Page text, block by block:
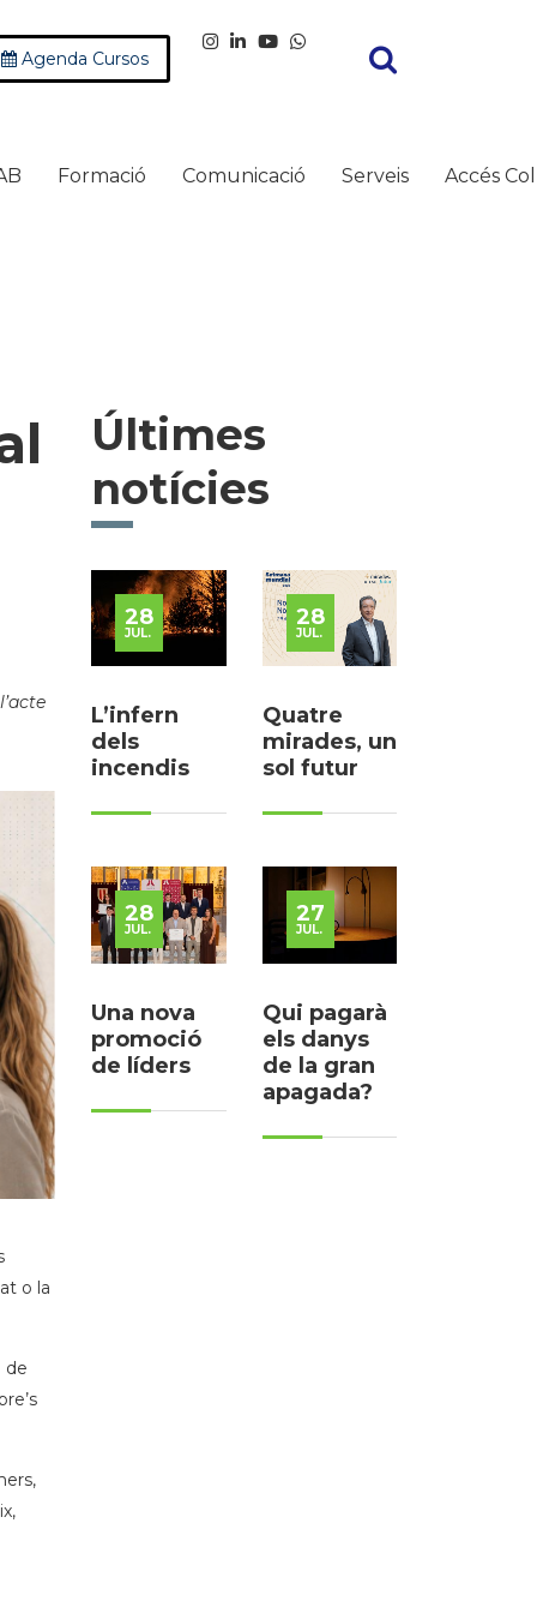
Agenda Cursos
Formació Comunicació Serveis Accés
o la
de
Últimes
notícies
28
JUL.
L’infern
dels
incendis
28
JUL.
Quatre
mirades, un
sol futur
28
JUL.
Una nova
promoció
de líders
27
JUL.
Qui pagarà
els danys
de la gran
apagada?